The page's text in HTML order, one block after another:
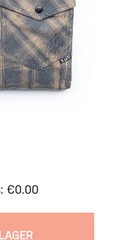
€0.00